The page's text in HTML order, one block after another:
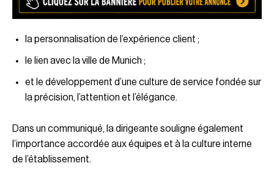
la personnalisation de l’expérience client ;
le lien avec la ville de Munich ;
et le développement d’une culture de service fondée sur
la précision, l’attention et l’élégance.
Dans un communiqué, la dirigeante souligne également
l’importance accordée aux équipes et à la culture interne
de l’établissement.